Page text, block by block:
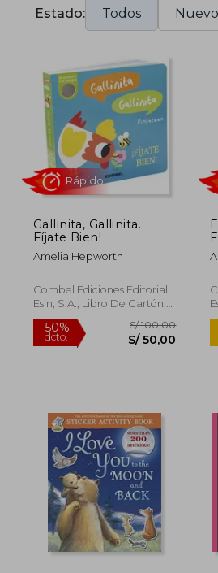
Estado: Todos
Gallinita, Gallinita.
Fíjate Bien!
Amelia Hepworth
Combel Ediciones Editorial
Esin, S.A., Libro De Cartón,
Nuevo
50%
dcto.
S/ 100,00
Rápido